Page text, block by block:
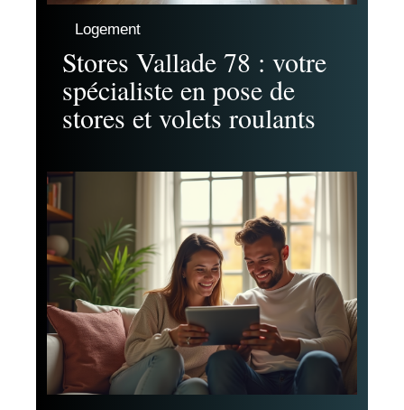
Logement
Stores Vallade 78 : votre
spécialiste en pose de
stores et volets roulants